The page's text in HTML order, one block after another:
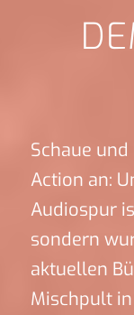
Schaue
Action an:
Audiospur
sondern
aktuellen
Mischpult